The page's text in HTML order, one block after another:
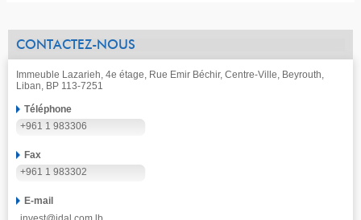
CONTACTEZ-NOUS
Immeuble Lazarieh, 4e étage, Rue Emir Béchir, Centre-Ville, Beyrouth,
Liban, BP 113-7251
Téléphone
+961 1 983306
Fax
+961 1 983302
E-mail